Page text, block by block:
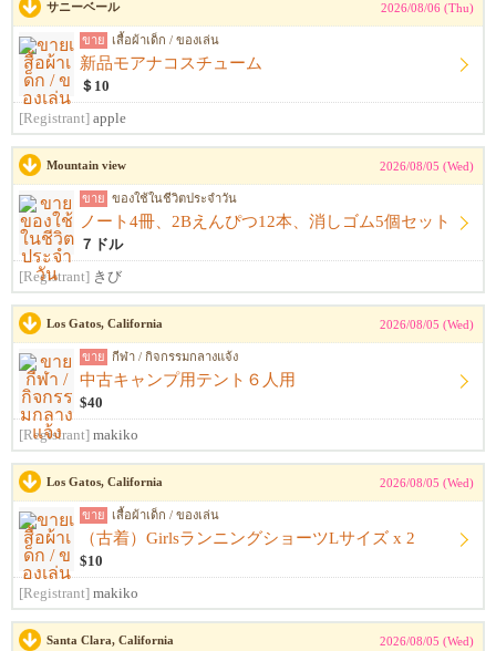
サニーベール 2026/08/06 (Thu)
ขาย เสื้อผ้าเด็ก / ของเล่น
新品モアナコスチューム
＄10
[Registrant] apple
Mountain view 2026/08/05 (Wed)
ขาย ของใช้ในชีวิตประจำวัน
ノート4冊、2Bえんぴつ12本、消しゴム5個セット
７ドル
[Registrant] きび
Los Gatos, California 2026/08/05 (Wed)
ขาย กีฬา / กิจกรรมกลางแจ้ง
中古キャンプ用テント６人用
$40
[Registrant] makiko
Los Gatos, California 2026/08/05 (Wed)
ขาย เสื้อผ้าเด็ก / ของเล่น
（古着）GirlsランニングショーツLサイズ x 2
$10
[Registrant] makiko
Santa Clara, California 2026/08/05 (Wed)